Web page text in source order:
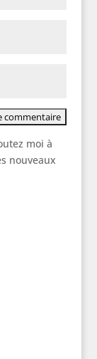
moi à
nouveaux